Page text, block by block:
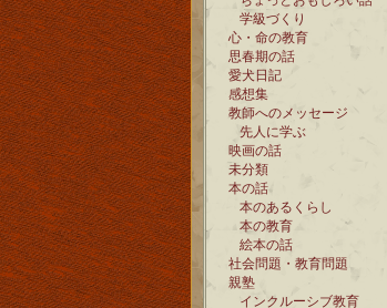
学級づくり
心・命の教育
思春期の話
愛犬日記
感想集
教師へのメッセージ
先人に学ぶ
映画の話
未分類
本の話
本のあるくらし
本の教育
絵本の話
社会問題・教育問題
親塾
インクルーシブ教育